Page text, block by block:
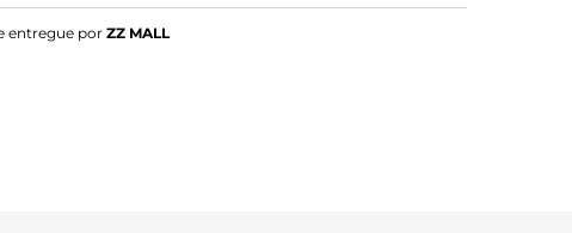
e atemporal, este sapato scarpin preto de couro traz a
das linhas clássicas. Daqueles itens "tem que ter",
entregue por ZZ MALL